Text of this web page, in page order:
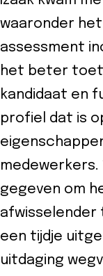
waaronder
assessment
het beter
kandidaat en
profiel dat is
medewerkers.
gegeven om
afwisselender
een tijdje
uitdaging